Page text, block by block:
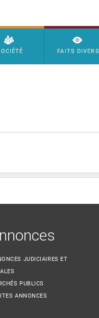
FAITS DIVERS
JUDICIAIRES ET
PUBLICS
ANNONCES